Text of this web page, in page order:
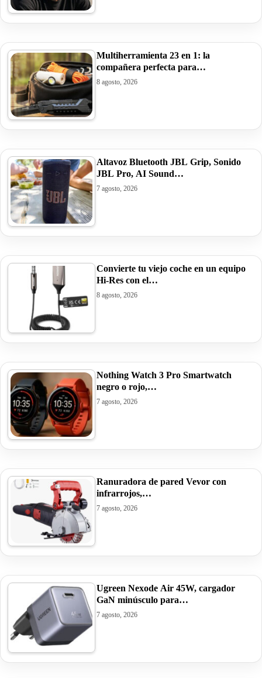
Multiherramienta 23 en 1: la
compañera perfecta para…
8 agosto, 2026
Altavoz Bluetooth JBL Grip, Sonido
JBL Pro, AI Sound…
7 agosto, 2026
Convierte tu viejo coche en un equipo
Hi-Res con el…
8 agosto, 2026
Nothing Watch 3 Pro Smartwatch
negro o rojo,…
7 agosto, 2026
Ranuradora de pared Vevor con
infrarrojos,…
7 agosto, 2026
Ugreen Nexode Air 45W, cargador
GaN minúsculo para…
7 agosto, 2026